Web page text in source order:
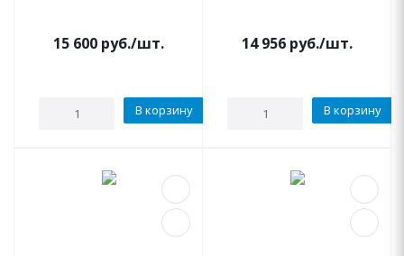
15 600 руб./шт.
В корзину
14 956 руб./шт.
В корзину